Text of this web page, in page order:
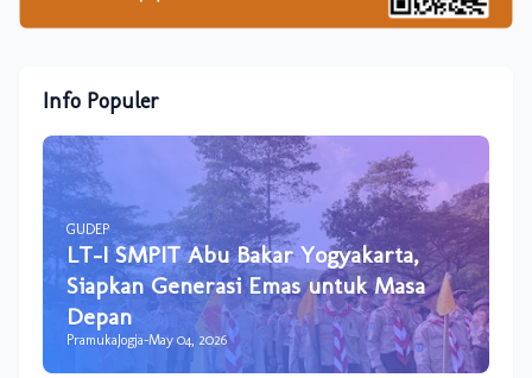
Info Populer
GUDEP
LT-I SMPIT Abu Bakar Yogyakarta,
Siapkan Generasi Emas untuk Masa
Depan
PramukaJogja-May 04, 2026